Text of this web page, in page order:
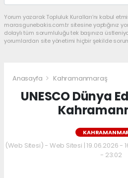
Yorum yazarak Topluluk Kuralları’nı kabul
marasgunebakis.com.tr sitesine yaptığınız
dolaylı tüm sorumluluğu tek başınıza
yorumlardan site yönetimi hiçbir şekilde
Anasayfa Kahramanmaraş
UNESCO Dünya
(Web Sitesi) - Web Sitesi | 19.06.2026 -
- 23:02